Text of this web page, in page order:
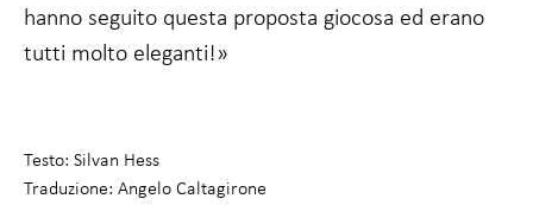
Testo: Silvan Hess
Traduzione: Angelo Caltagirone
hanno seguito questa proposta giocosa ed erano
tutti molto eleganti!»